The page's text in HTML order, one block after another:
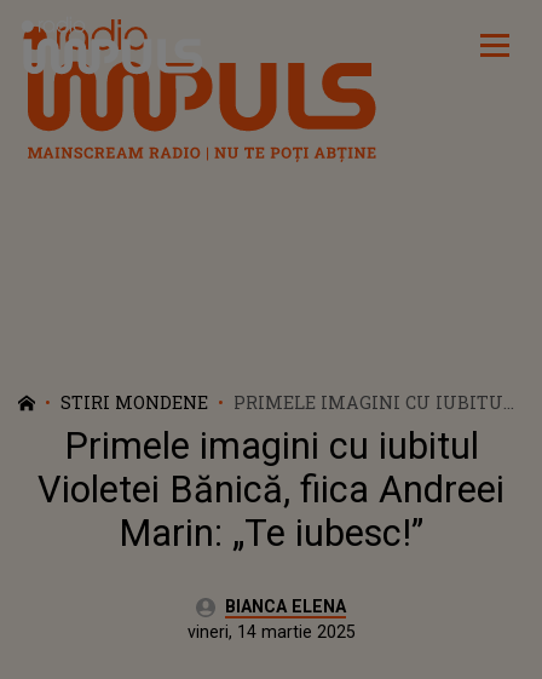
Radio Impuls
STIRI MONDENE
PRIMELE IMAGINI CU IUBITUL
VIOLETEI BĂNICĂ, FIICA
ANDREEI MARIN: „TE IUBESC!”
Primele imagini cu iubitul
Violetei Bănică, fiica Andreei
Marin: „Te iubesc!”
Autor:BIANCA ELENA
Actualizat:
vineri, 14 martie 2025